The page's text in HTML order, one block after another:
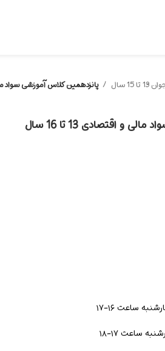
15 سال پانزدهمین کلاس‌ آموزشی سواد مالی و
و اقتصادی 13 تا 16 سال
ساعت ۱۶-۱۷
ساعت ۱۷-۱۸